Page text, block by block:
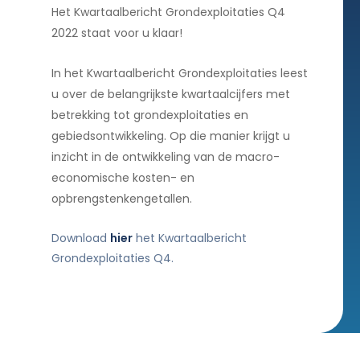
Het Kwartaalbericht Grondexploitaties Q4
2022 staat voor u klaar!
In het Kwartaalbericht Grondexploitaties leest
u over de belangrijkste kwartaalcijfers met
betrekking tot grondexploitaties en
gebiedsontwikkeling. Op die manier krijgt u
inzicht in de ontwikkeling van de macro-
economische kosten- en
opbrengstenkengetallen.
Download hier het Kwartaalbericht
Grondexploitaties Q4.